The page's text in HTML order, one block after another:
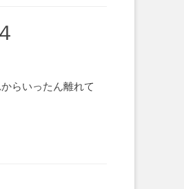
らいったん離れて